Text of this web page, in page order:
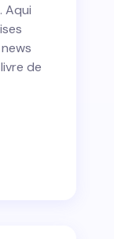
Aqui
de